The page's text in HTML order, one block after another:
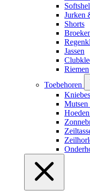
Jurken
Shorts
Jassen
Riemen
Toebehoren
Mutsen